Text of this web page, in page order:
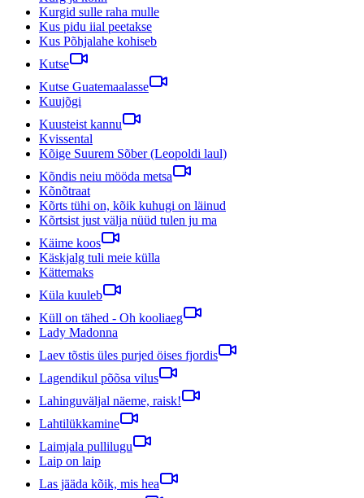
Kurgid sulle raha mulle
Kus pidu iial peetakse
Kus Põhjalahe kohiseb
Kutse
Kutse Guatemaalasse
Kuujõgi
Kuusteist kannu
Kvissental
Kõige Suurem Sõber (Leopoldi laul)
Kõndis neiu mööda metsa
Kõnõtraat
Kõrts tühi on, kõik kuhugi on läinud
Kõrtsist just välja nüüd tulen ju ma
Käime koos
Käskjalg tuli meie külla
Kättemaks
Küla kuuleb
Küll on tähed - Oh kooliaeg
Lady Madonna
Laev tõstis üles purjed öises fjordis
Lagendikul põõsa vilus
Lahinguväljal näeme, raisk!
Lahtilükkamine
Laimjala pullilugu
Laip on laip
Las jääda kõik, mis hea